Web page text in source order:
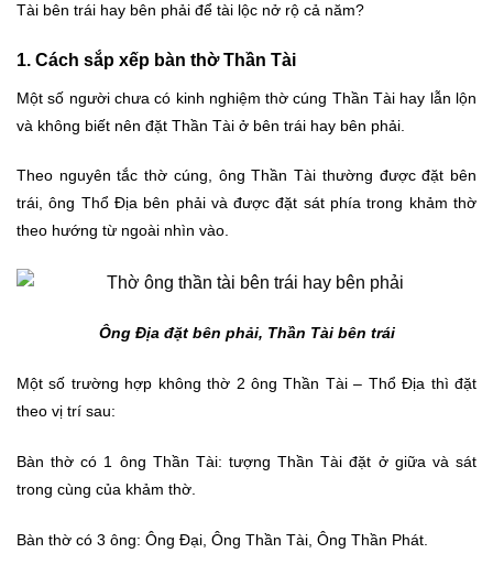
Tài bên trái hay bên phải để tài lộc nở rộ cả năm?
1. Cách sắp xếp bàn thờ Thần Tài
Một số người chưa có kinh nghiệm thờ cúng Thần Tài hay lẫn lộn
và không biết nên đặt Thần Tài ở bên trái hay bên phải.
Theo nguyên tắc thờ cúng, ông Thần Tài thường được đặt bên
trái, ông Thổ Địa bên phải và được đặt sát phía trong khảm thờ
theo hướng từ ngoài nhìn vào.
Ông Địa đặt bên phải, Thần Tài bên trái
Một số trường hợp không thờ 2 ông Thần Tài – Thổ Địa thì đặt
theo vị trí sau:
Bàn thờ có 1 ông Thần Tài: tượng Thần Tài đặt ở giữa và sát
trong cùng của khảm thờ.
Bàn thờ có 3 ông: Ông Đại, Ông Thần Tài, Ông Thần Phát.